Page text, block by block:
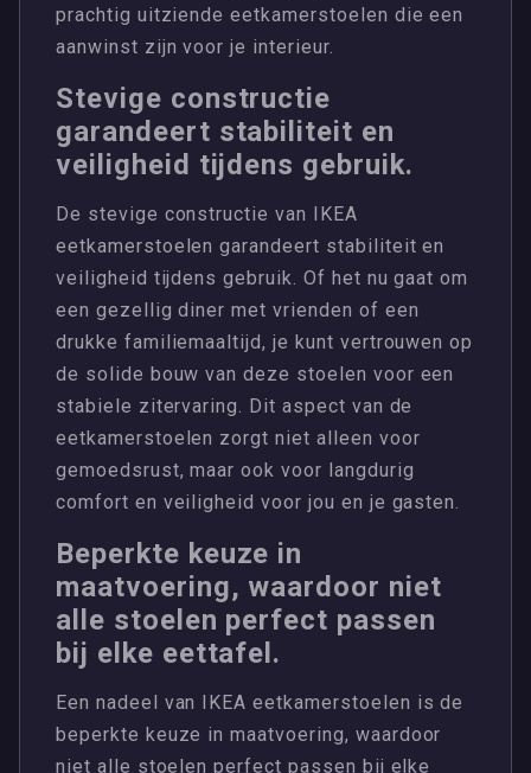
prachtig uitziende eetkamerstoelen die een
aanwinst zijn voor je interieur.
Stevige constructie
garandeert stabiliteit en
veiligheid tijdens gebruik.
De stevige constructie van IKEA
eetkamerstoelen garandeert stabiliteit en
veiligheid tijdens gebruik. Of het nu gaat om
een gezellig diner met vrienden of een
drukke familiemaaltijd, je kunt vertrouwen op
de solide bouw van deze stoelen voor een
stabiele zitervaring. Dit aspect van de
eetkamerstoelen zorgt niet alleen voor
gemoedsrust, maar ook voor langdurig
comfort en veiligheid voor jou en je gasten.
Beperkte keuze in
maatvoering, waardoor niet
alle stoelen perfect passen
bij elke eettafel.
Een nadeel van IKEA eetkamerstoelen is de
beperkte keuze in maatvoering, waardoor
niet alle stoelen perfect passen bij elke